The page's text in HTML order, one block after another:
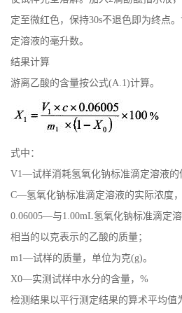
书
荣
誉
联
方
式
定至微红色，保持30s不退色即为终点
定溶液的毫升数。
结果计算
游离乙酸的含量按公式(A.1)计算。
式中：
V1—试样消耗氢氧化钠标准滴定溶液的
C—氢氧化钠标准滴定溶液的实际浓度
0.06005—与1.00mL氢氧化钠标准滴定溶
相当的以克表示的乙酸的质量；
m1—试样的质量，单位为克(g)。
X0—实测试样中水分的含量，%
检测结果以平行测定结果的算术平均值